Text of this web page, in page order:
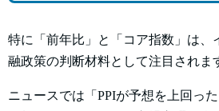
特に「前年比」と「コア指数」は、
融政策の判断材料として注目されま
ニュースでは「PPIが予想を上回っ